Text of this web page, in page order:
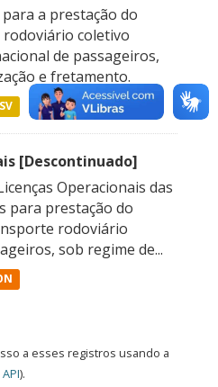
a prestação do
coletivo
de passageiros,
e fretamento.
[Descontinuado]
Operacionais das
para prestação do
rodoviário
sob regime de...
a esses registros usando a
).